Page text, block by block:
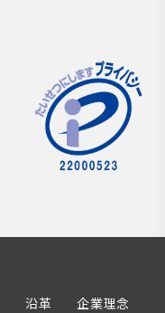
沿革 企業理念